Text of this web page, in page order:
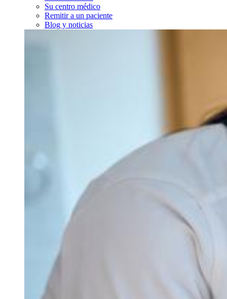
Su centro médico
Remitir a un paciente
Blog y noticias